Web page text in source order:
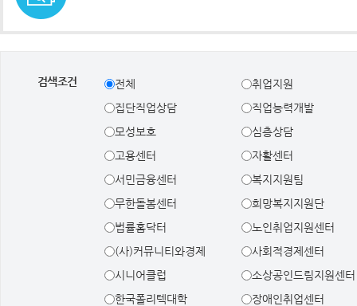
검색조건 전체
취업지원
집단직업상담
직업능력개발
모성보호
심층상담
고용센터
자활센터
서민금융센터
복지지원팀
무한돌봄센터
희망복지지원단
법률홈닥터
노인취업지원센터
(사)커뮤니티와경제
사회적경제센터
시니어클럽
소상공인드림지원센터
한국폴리텍대학
장애인취업센터